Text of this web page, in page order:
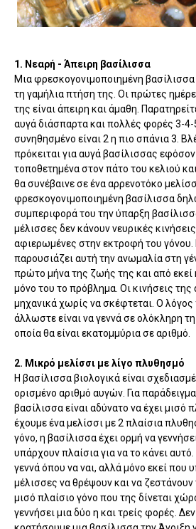
1. Νεαρή - Άπειρη βασίλισσα
Μια φρεσκογονιμοποιημένη
τη γαμήλια πτήση της. Οι πρώτες
της είναι άπειρη και άμαθη.
αυγά διάσπαρτα και πολλές φορές 3-4-
συνηθησμένο είναι 2 η πιο σπάνια 3.
πρόκειται για αυγά βασίλισσας εφόσον
τοποθετημένα στον πάτο του κελιού
θα συνέβαινε σε ένα αρρενοτόκο
φρεσκογονιμοποιημένη βασίλισσα
συμπεριφορά του την ύπαρξη
μέλισσες δεν κάνουν νευρικές
αφιερωμένες στην εκτροφή του γόνου.
παρουσιάζει αυτή την ανωμαλία στη
πρώτο μήνα της ζωής της και από εκεί
μόνο του το πρόβλημα. Οι κινήσεις της
μηχανικά χωρίς να σκέφτεται. Ο λόγος
άλλωστε είναι να γεννά σε ολόκληρη
οποία θα είναι εκατομμύρια σε αριθμό.
2. Μικρό μελίσσι με λίγο πλυθησμό
Η βασίλισσα βιολογικά είναι
ορισμένο αριθμό αυγών. Για
βασίλισσα είναι αδύνατο να έχει μισό
έχουμε ένα μελίσσι με 2 πλαίσια
γόνο, η βασίλισσα έχει ορμή να
υπάρχουν πλαίσια για να το κάνει
γεννά όπου να ναι, αλλά μόνο εκεί που
μέλισσες να θρέψουν και να
μισό πλαίσιο γόνο που της δίνεται
γεννήσει μια δύο η και τρείς φορές.